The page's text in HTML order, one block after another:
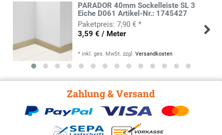
PARADOR 40mm Sockelleiste SL 3
Eiche D061 Artikel-Nr.: 1745427
7,90 € *
3,59 € / Meter
* inkl. ges. MwSt. zzgl.Versandkosten
Zahlung & Versand